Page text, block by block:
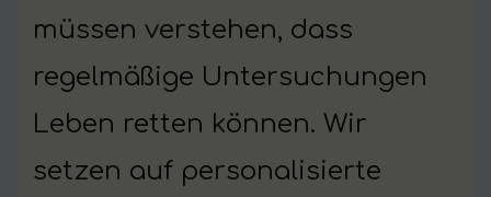
müssen verstehen, dass
regelmäßige Untersuchungen
Leben retten können. Wir
setzen auf personalisierte